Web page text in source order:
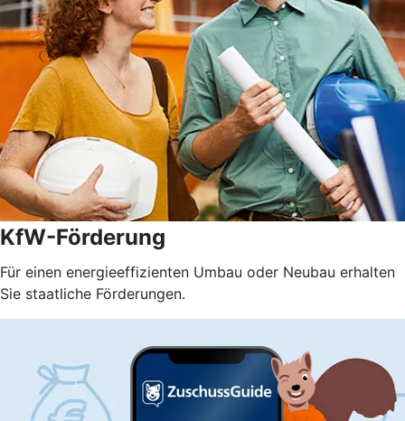
KfW-Förderung
Für einen energieeffizienten Umbau oder Neubau erhalten
Sie staatliche Förderungen.